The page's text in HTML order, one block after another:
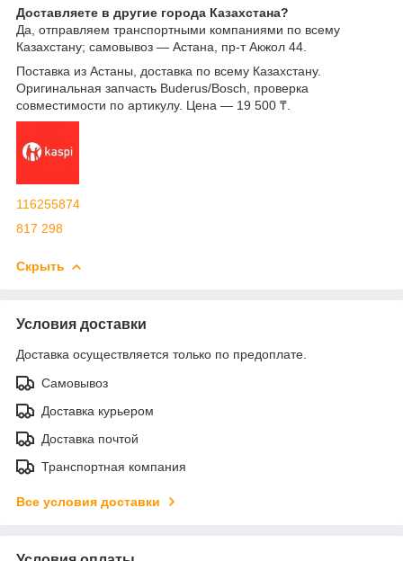
Доставляете в другие города Казахстана?
Да, отправляем транспортными компаниями по всему
Казахстану; самовывоз — Астана, пр-т Акжол 44.
Поставка из Астаны, доставка по всему Казахстану.
Оригинальная запчасть Buderus/Bosch, проверка
совместимости по артикулу. Цена — 19 500 ₸.
116255874
817 298
Скрыть
Условия доставки
Доставка осуществляется только по предоплате.
Самовывоз
Доставка курьером
Доставка почтой
Транспортная компания
Все условия доставки